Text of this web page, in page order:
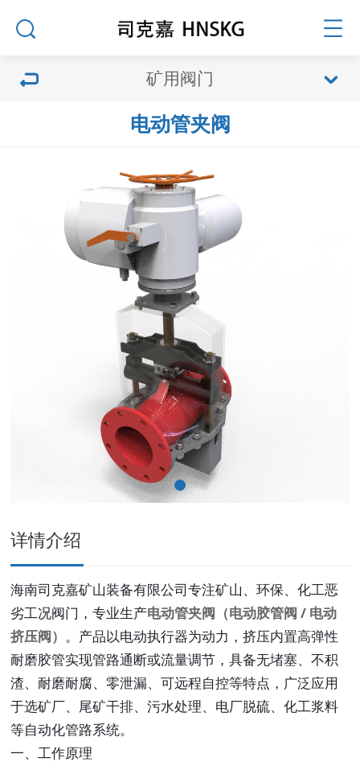
矿用阀门
电动管夹阀
详情介绍
海南司克嘉矿山装备有限公司专注矿山、环保、化工恶
劣工况阀门，专业生产电动管夹阀（电动胶管阀 / 电动
挤压阀） 。产品以电动执行器为动力，挤压内置高弹性
耐磨胶管实现管路通断或流量调节，具备无堵塞、不积
渣、耐磨耐腐、零泄漏、可远程自控等特点，广泛应用
于选矿厂、尾矿干排、污水处理、电厂脱硫、化工浆料
等自动化管路系统。
一、工作原理